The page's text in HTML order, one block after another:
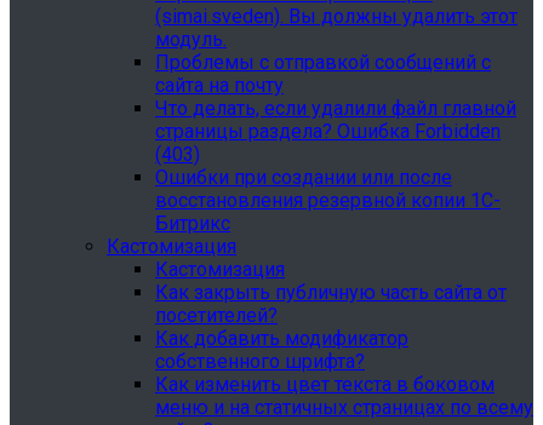
(simai.sveden). Вы должны удалить этот
модуль.
Проблемы с отправкой сообщений с
сайта на почту
Что делать, если удалили файл главной
страницы раздела? Ошибка Forbidden
(403)
Ошибки при создании или после
восстановления резервной копии 1С-
Битрикс
Кастомизация
Кастомизация
Как закрыть публичную часть сайта от
посетителей?
Как добавить модификатор
собственного шрифта?
Как изменить цвет текста в боковом
меню и на статичных страницах по всему